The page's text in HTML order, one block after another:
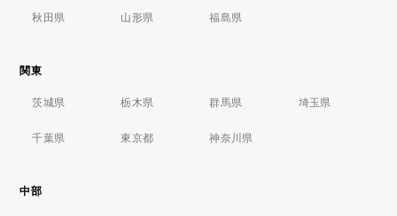
秋田県 山形県 福島県
関東
茨城県 栃木県 群馬県 埼玉県
千葉県 東京都 神奈川県
中部